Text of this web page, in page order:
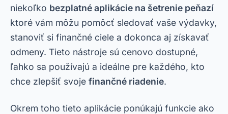
niekoľko bezplatné aplikácie na šetrenie peňazí
ktoré vám môžu pomôcť sledovať vaše výdavky,
stanoviť si finančné ciele a dokonca aj získavať
odmeny. Tieto nástroje sú cenovo dostupné,
ľahko sa používajú a ideálne pre každého, kto
chce zlepšiť svoje finančné riadenie.
Okrem toho tieto aplikácie ponúkajú funkcie ako